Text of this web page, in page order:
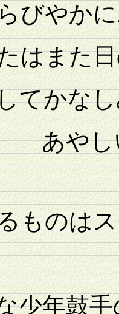
かに
た日
なし
人魚
はスコ
ほ
鼓手